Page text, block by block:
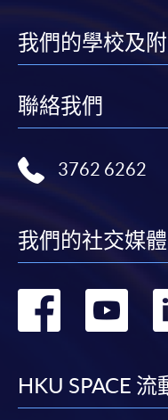
-個別學歷頒授課程
報讀同一學歷
個別課程為須報讀同
交下期學費的學員，
網上支付可通過「繳
Pay) 、「支付寶」
繳付學費。
親身報名/郵遞
我們的學校及
聯絡我們
3762 6262
我們的社交媒體
轉
轉
HKU SPACE